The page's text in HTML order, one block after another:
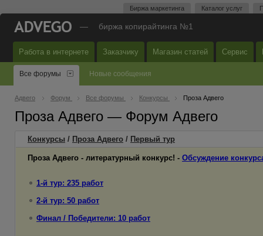
Биржа маркетинга Каталог услуг
— биржа копирайтинга №1
Работа в интернете Заказчику Магазин статей Сервис
Все форумы Новые сообщения
Адвего Форум Все форумы Конкурсы Проза Адвего
Проза Адвего — Форум Адвего
Конкурсы / Проза Адвего / Первый тур
Проза Адвего - литературный конкурс! - Обсуждение
1-й тур: 235 работ
2-й тур: 50 работ
Финал / Победители: 10 работ